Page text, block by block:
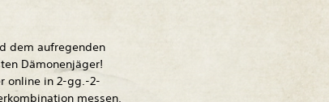
dem aufregenden
Dämonenjäger!
online in 2-gg.-2-
messen,